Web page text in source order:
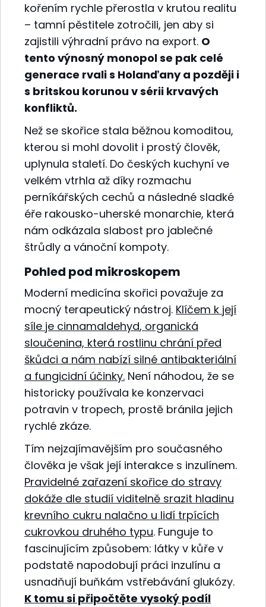
kořením rychle přerostla v krutou realitu
– tamní pěstitele zotročili, jen aby si
zajistili výhradní právo na export. O
tento výnosný monopol se pak celé
generace rvali s Holanďany a později i
s britskou korunou v sérii krvavých
konfliktů.
Než se skořice stala běžnou komoditou,
kterou si mohl dovolit i prostý člověk,
uplynula staletí. Do českých kuchyní ve
velkém vtrhla až díky rozmachu
perníkářských cechů a následné sladké
éře rakousko-uherské monarchie, která
nám odkázala slabost pro jablečné
štrůdly a vánoční kompoty.
Pohled pod mikroskopem
Moderní medicína skořici považuje za
mocný terapeutický nástroj. Klíčem k její
síle je cinnamaldehyd, organická
sloučenina, která rostlinu chrání před
škůdci a nám nabízí silné antibakteriální
a fungicidní účinky. Není náhodou, že se
historicky používala ke konzervaci
potravin v tropech, prostě bránila jejich
rychlé zkáze.
Tím nejzajímavějším pro současného
člověka je však její interakce s inzulínem.
Pravidelné zařazení skořice do stravy
dokáže dle studií viditelně srazit hladinu
krevního cukru nalačno u lidí trpících
cukrovkou druhého typu. Funguje to
fascinujícím způsobem: látky v kůře v
podstatě napodobují práci inzulínu a
usnadňují buňkám vstřebávání glukózy.
K tomu si připočtěte vysoký podíl